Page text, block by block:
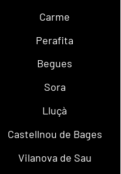
Carme
Perafita
Begues
Sora
Lluçà
Castellnou de Bages
Vilanova de Sau